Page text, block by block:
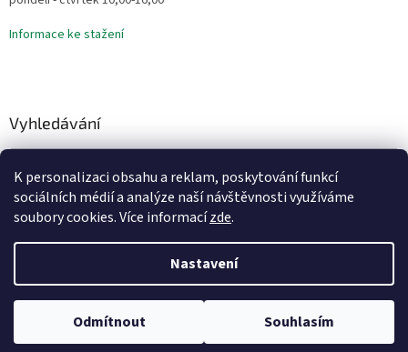
K personalizaci obsahu a reklam, poskytování funkcí
sociálních médií a analýze naší návštěvnosti využíváme
soubory cookies. Více informacízde.
Nastavení
Odmítnout Souhlasím
Informace ke stažení
Vyhledávání
HLEDAT
Copyright 2026Vodní Království. Všechna práva vyhrazena.
Upravit nastavení cookies